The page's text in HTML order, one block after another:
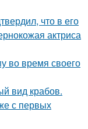
что в его
актриса
во время своего
вид крабов.
с первых